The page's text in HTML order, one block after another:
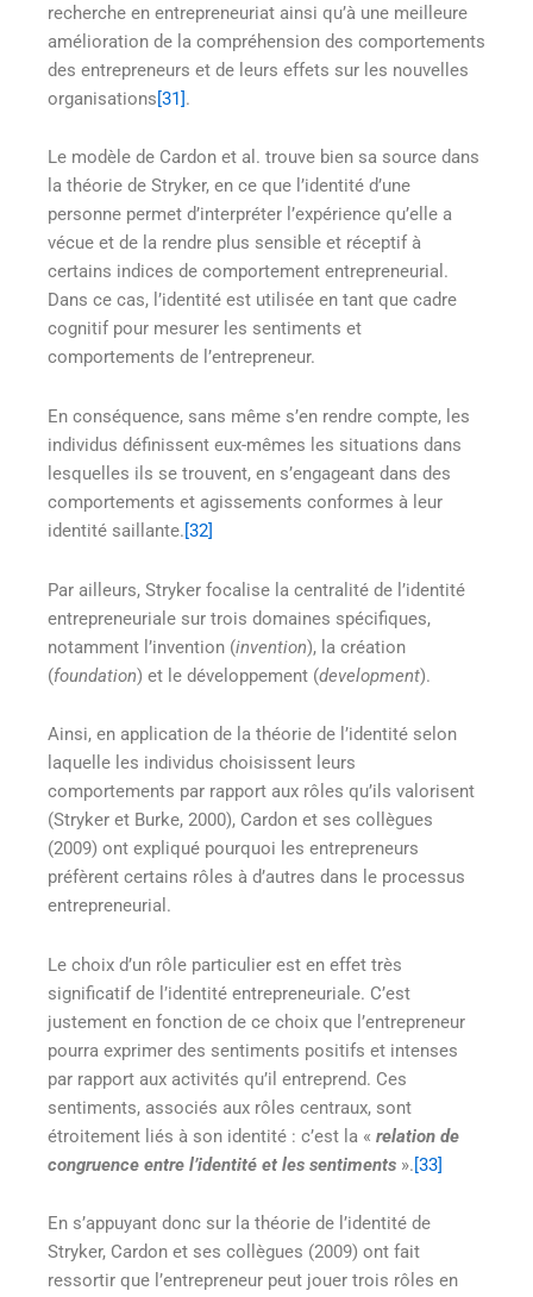
recherche en entrepreneuriat ainsi qu’à une meilleure
amélioration de la compréhension des comportements
des entrepreneurs et de leurs effets sur les nouvelles
organisations[31].
Le modèle de Cardon et al. trouve bien sa source dans
la théorie de Stryker, en ce que l’identité d’une
personne permet d’interpréter l’expérience qu’elle a
vécue et de la rendre plus sensible et réceptif à
certains indices de comportement entrepreneurial.
Dans ce cas, l’identité est utilisée en tant que cadre
cognitif pour mesurer les sentiments et
comportements de l’entrepreneur.
En conséquence, sans même s’en rendre compte, les
individus définissent eux-mêmes les situations dans
lesquelles ils se trouvent, en s’engageant dans des
comportements et agissements conformes à leur
identité saillante.[32]
Par ailleurs, Stryker focalise la centralité de l’identité
entrepreneuriale sur trois domaines spécifiques,
notamment l’invention (invention), la création
(foundation) et le développement (development).
Ainsi, en application de la théorie de l’identité selon
laquelle les individus choisissent leurs
comportements par rapport aux rôles qu’ils valorisent
(Stryker et Burke, 2000), Cardon et ses collègues
(2009) ont expliqué pourquoi les entrepreneurs
préfèrent certains rôles à d’autres dans le processus
entrepreneurial.
Le choix d’un rôle particulier est en effet très
significatif de l’identité entrepreneuriale. C’est
justement en fonction de ce choix que l’entrepreneur
pourra exprimer des sentiments positifs et intenses
par rapport aux activités qu’il entreprend. Ces
sentiments, associés aux rôles centraux, sont
étroitement liés à son identité : c’est la « relation de
congruence entre l’identité et les sentiments ».[33]
En s’appuyant donc sur la théorie de l’identité de
Stryker, Cardon et ses collègues (2009) ont fait
ressortir que l’entrepreneur peut jouer trois rôles en